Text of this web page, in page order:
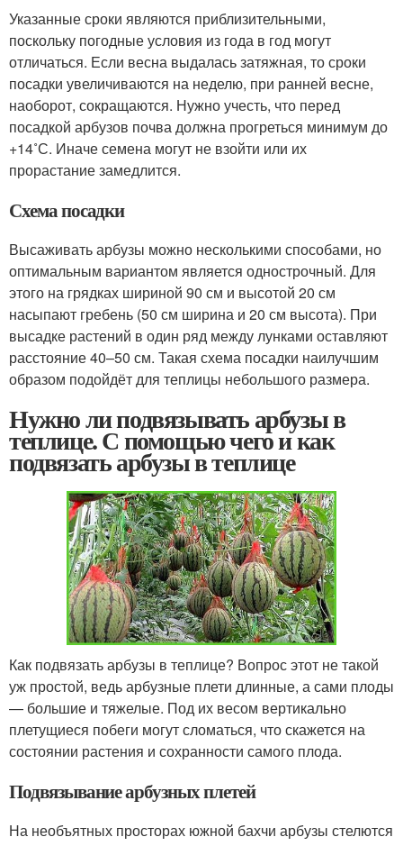
Указанные сроки являются приблизительными,
поскольку погодные условия из года в год могут
отличаться. Если весна выдалась затяжная, то сроки
посадки увеличиваются на неделю, при ранней весне,
наоборот, сокращаются. Нужно учесть, что перед
посадкой арбузов почва должна прогреться минимум до
+14˚С. Иначе семена могут не взойти или их
прорастание замедлится.
Схема посадки
Высаживать арбузы можно несколькими способами, но
оптимальным вариантом является однострочный. Для
этого на грядках шириной 90 см и высотой 20 см
насыпают гребень (50 см ширина и 20 см высота). При
высадке растений в один ряд между лунками оставляют
расстояние 40–50 см. Такая схема посадки наилучшим
образом подойдёт для теплицы небольшого размера.
Нужно ли подвязывать арбузы в
теплице. С помощью чего и как
подвязать арбузы в теплице
Как подвязать арбузы в теплице? Вопрос этот не такой
уж простой, ведь арбузные плети длинные, а сами плоды
— большие и тяжелые. Под их весом вертикально
плетущиеся побеги могут сломаться, что скажется на
состоянии растения и сохранности самого плода.
Подвязывание арбузных плетей
На необъятных просторах южной бахчи арбузы стелются